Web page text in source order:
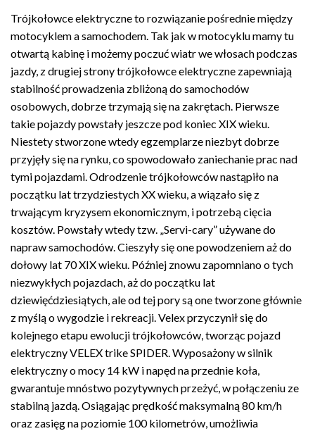
Trójkołowce elektryczne to rozwiązanie pośrednie między
motocyklem a samochodem. Tak jak w motocyklu mamy tu
otwartą kabinę i możemy poczuć wiatr we włosach podczas
jazdy, z drugiej strony trójkołowce elektryczne zapewniają
stabilność prowadzenia zbliżoną do samochodów
osobowych, dobrze trzymają się na zakrętach. Pierwsze
takie pojazdy powstały jeszcze pod koniec XIX wieku.
Niestety stworzone wtedy egzemplarze niezbyt dobrze
przyjęły się na rynku, co spowodowało zaniechanie prac nad
tymi pojazdami. Odrodzenie trójkołowców nastąpiło na
początku lat trzydziestych XX wieku, a wiązało się z
trwającym kryzysem ekonomicznym, i potrzebą cięcia
kosztów. Powstały wtedy tzw. „Servi-cary” używane do
napraw samochodów. Cieszyły się one powodzeniem aż do
dołowy lat 70 XIX wieku. Później znowu zapomniano o tych
niezwykłych pojazdach, aż do początku lat
dziewięćdziesiątych, ale od tej pory są one tworzone głównie
z myślą o wygodzie i rekreacji. Velex przyczynił się do
kolejnego etapu ewolucji trójkołowców, tworząc pojazd
elektryczny VELEX trike SPIDER. Wyposażony w silnik
elektryczny o mocy 14 kW i napęd na przednie koła,
gwarantuje mnóstwo pozytywnych przeżyć, w połączeniu ze
stabilną jazdą. Osiągając prędkość maksymalną 80 km/h
oraz zasięg na poziomie 100 kilometrów, umożliwia